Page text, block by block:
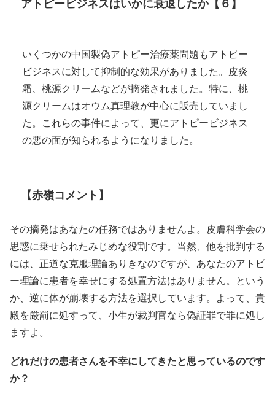
アトピービジネスはいかに衰退したか【６】
いくつかの中国製偽アトピー治療薬問題もアトピー
ビジネスに対して抑制的な効果がありました。皮炎
霜、桃源クリームなどが摘発されました。特に、桃
源クリームはオウム真理教が中心に販売していまし
た。これらの事件によって、更にアトピービジネス
の悪の面が知られるようになりました。
【赤嶺コメント】
その摘発はあなたの任務ではありませんよ。皮膚科学会の
思惑に乗せられたみじめな役割です。当然、他を批判する
には、正道な克服理論ありきなのですが、あなたのアトピ
ー理論に患者を幸せにする処置方法はありません。という
か、逆に体が崩壊する方法を選択しています。よって、貴
殿を厳罰に処すって、小生が裁判官なら偽証罪で罪に処し
ますよ。
どれだけの患者さんを不幸にしてきたと思っているのです
か？